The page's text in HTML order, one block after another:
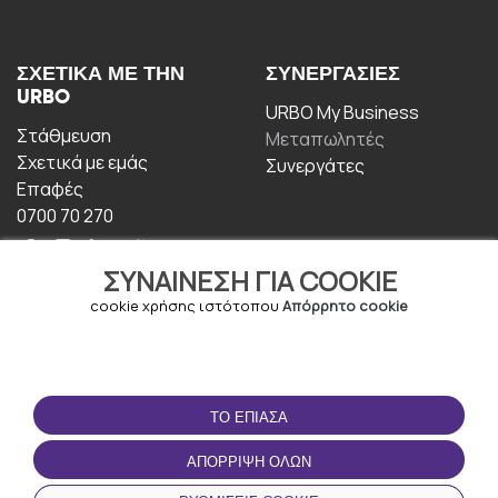
ΣΥΝΑΊΝΕΣΗ ΓΙΑ COOKIE
cookie χρήσης ιστότοπου Απόρρητο cookie
ΤΟ ΈΠΙΑΣΑ
ΑΠΌΡΡΙΨΗ ΌΛΩΝ
ΣΧΕΤΙΚΆ ΜΕ ΤΗΝ
URBO
Στάθμευση
Σχετικά με εμάς
Επαφές
0700 70 270
ΣΥΝΕΡΓΑΣΊΕΣ
URBO My Business
Μεταπωλητές
Συνεργάτες
ΟΡΟΙ ΧΡΉΣΗΣ
Οροι και Προϋποθέσεις
Πολιτική απορρήτου
ΚΑΤΕΒΆΣΤΕ ΤΗΝ
ΕΦΑΡΜΟΓΉ